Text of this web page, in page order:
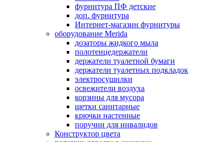
фурнитура ПФ детские
доп. фурнитура
Интернет-магазин фурнитуры
оборудование Merida
дозаторы жидкого мыла
полотенцедержатели
держатели туалетной бумаги
держатели туалетных подкладок
электросушилки
освежители воздуха
корзины для мусора
щетки санитарные
крючки настенные
поручни для инвалидов
Конструктор цвета